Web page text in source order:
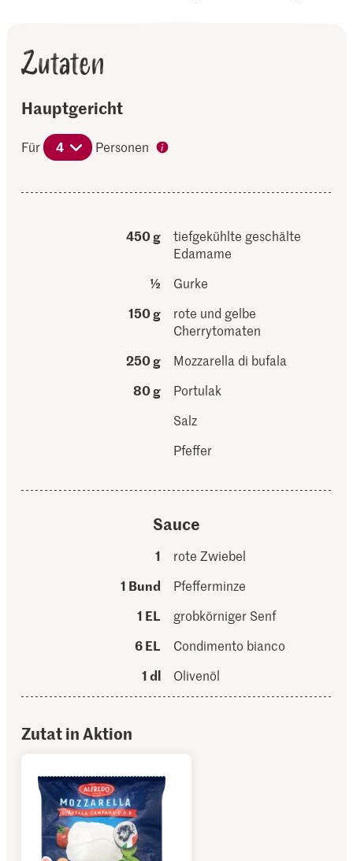
Zutaten
Hauptgericht
Für 4 Personen
450 g
tiefgekühlte geschälte
Edamame
½
Gurke
150 g
rote und gelbe
Cherrytomaten
250 g
Mozzarella di bufala
80 g
Portulak
Salz
Pfeffer
Sauce
1
rote Zwiebel
1 Bund
Pfefferminze
1 EL
grobkörniger Senf
6 EL
Condimento bianco
1 dl
Olivenöl
Zutat in Aktion